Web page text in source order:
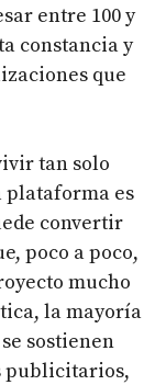
entre 100 y
constancia y
que
tan solo
plataforma es
convertir
poco a poco,
mucho
la mayoría
sostienen
publicitarios,